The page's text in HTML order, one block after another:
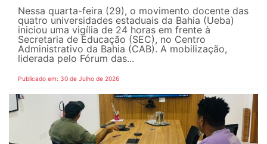
Nessa quarta-feira (29), o movimento docente das
quatro universidades estaduais da Bahia (Ueba)
iniciou uma vigília de 24 horas em frente à
Secretaria de Educação (SEC), no Centro
Administrativo da Bahia (CAB). A mobilização,
liderada pelo Fórum das...
Publicado em: 30 de Julho de 2026